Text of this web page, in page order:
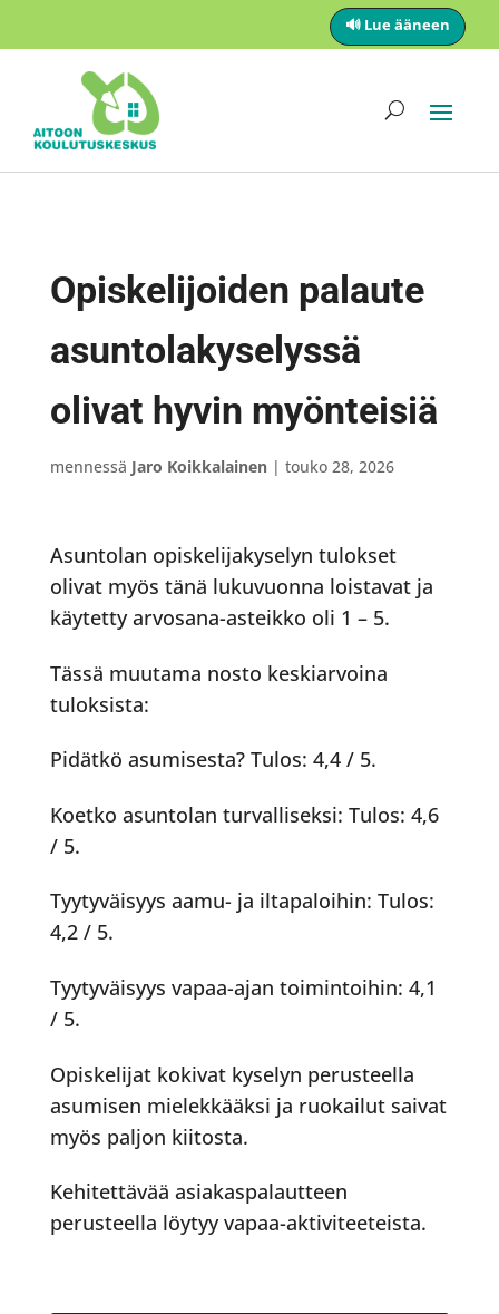
Opiskelijoiden palaute
asuntolakyselyssä
olivat hyvin myönteisiä
mennessä Jaro Koikkalainen| touko 28, 2026
🔊 Lue ääneen
Asuntolan opiskelijakyselyn tulokset
olivat myös tänä lukuvuonna loistavat ja
käytetty arvosana-asteikko oli 1 – 5.
Tässä muutama nosto keskiarvoina
tuloksista:
Pidätkö asumisesta? Tulos: 4,4 / 5.
Koetko asuntolan turvalliseksi: Tulos: 4,6
/ 5.
Tyytyväisyys aamu- ja iltapaloihin: Tulos:
4,2 / 5.
Tyytyväisyys vapaa-ajan toimintoihin: 4,1
/ 5.
Opiskelijat kokivat kyselyn perusteella
asumisen mielekkääksi ja ruokailut saivat
myös paljon kiitosta.
Kehitettävää asiakaspalautteen
perusteella löytyy vapaa-aktiviteeteista.